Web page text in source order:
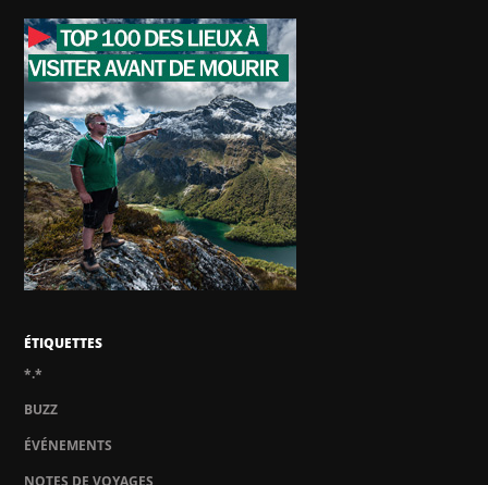
ÉTIQUETTES
*.*
BUZZ
ÉVÉNEMENTS
NOTES DE VOYAGES